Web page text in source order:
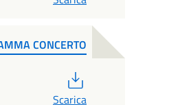
CONCERTO
Scarica